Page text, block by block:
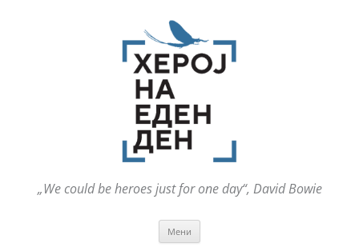
„We could be heroes just for one day“, David Bowie
Мени